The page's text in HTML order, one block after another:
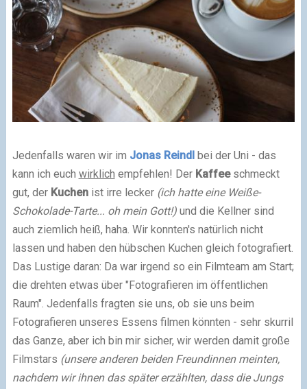
Jedenfalls waren wir im Jonas Reindlbei der Uni - das
kann ich euch wirklich empfehlen! Der Kaffeeschmeckt
gut, der Kuchenist irre lecker (ich hatte eine Weiße-
Schokolade-Tarte... oh mein Gott!) und die Kellner sind
auch ziemlich heiß, haha. Wir konnten's natürlich nicht
lassen und haben den hübschen Kuchen gleich fotografiert.
Das Lustige daran: Da war irgend so ein Filmteam am Start;
die drehten etwas über "Fotografieren im öffentlichen
Raum". Jedenfalls fragten sie uns, ob sie uns beim
Fotografieren unseres Essens filmen könnten - sehr skurril
das Ganze, aber ich bin mir sicher, wir werden damit große
Filmstars (unsere anderen beiden Freundinnen meinten,
nachdem wir ihnen das später erzählten, dass die Jungs